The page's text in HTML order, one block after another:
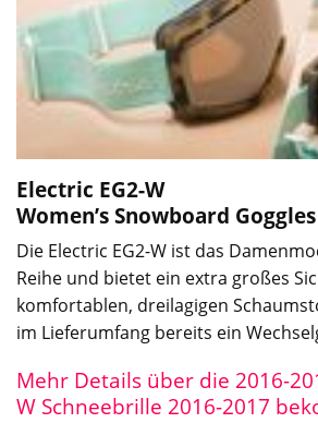
Electric EG2-W
Women’sSnowboard Goggles
Die Electric EG2-W ist das
Reihe und bietet ein extra großes
komfortablen, dreilagigen
im Lieferumfang bereits ein
Mehr Details über die 2016-
W Schneebrille 2016-2017